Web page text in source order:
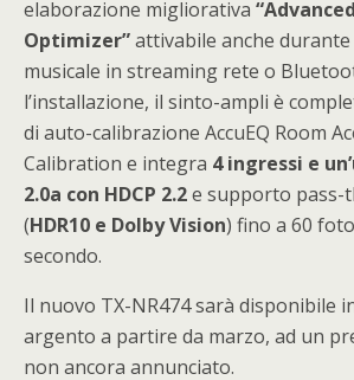
elaborazione migliorativa
Optimizer”attivabile anche
musicale in streaming rete o
l’installazione, il sinto-ampli è
di auto-calibrazione AccuEQ Room
Calibration e integra 4 ingressi e
2.0a con HDCP 2.2e supporto pass-
(HDR10 e Dolby Vision) fino a 60
secondo.
Il nuovo TX-NR474 sarà disponibile
argento a partire da marzo, ad un
non ancora annunciato.